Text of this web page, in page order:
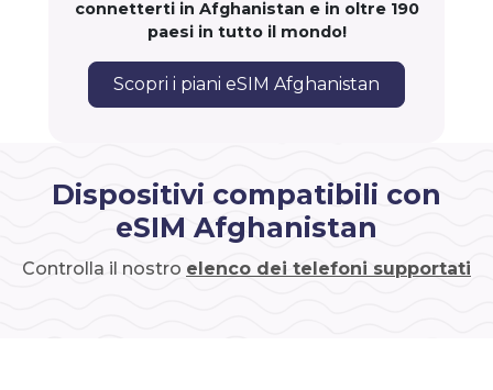
connetterti in Afghanistan e in oltre 190
paesi in tutto il mondo!
Scopri i piani eSIM Afghanistan
Dispositivi compatibili con
eSIM Afghanistan
Controlla il nostro elenco dei telefoni supportati